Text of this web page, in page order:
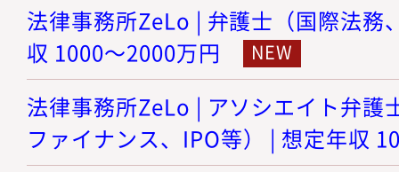
法律事務所ZeLo | 弁護士（国際法務
収 1000～2000万円
法律事務所ZeLo | アソシエイト弁護
ファイナンス、IPO等） | 想定年収